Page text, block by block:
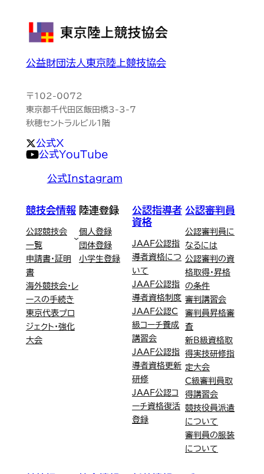
公益財団法人東京陸上競技協会
〒102-0072
東京都千代田区飯田橋3-3-7
秋穂セントラルビル1階
公式X
公式YouTube
公式Instagram
競技会情報
公認競技会
一覧
申請書・証明
書
海外競技会・レ
ースの手続き
東京代表プロ
ジェクト・強化
大会
陸連登録
個人登録
団体登録
小学生登録
公認指導者
資格
JAAF公認指
導者資格につ
いて
JAAF公認指
導者資格制度
JAAF公認C
級コーチ養成
講習会
JAAF公認指
導者資格更新
研修
JAAF公認コ
ーチ資格復活
登録
公認審判員
公認審判員に
なるには
公認審判の資
格取得・昇格
の条件
審判講習会
審判員昇格審
査
新B級資格取
得実技研修指
定大会
C級審判員取
得講習会
競技役員派遣
について
審判員の服装
について